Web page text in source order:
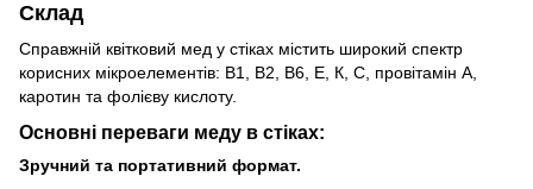
Склад
Справжній квітковий мед у стіках містить широкий спектр
корисних мікроелементів: В1, В2, В6, Е, К, С, провітамін А,
каротин та фолієву кислоту.
Основні переваги меду в стіках:
Зручний та портативний формат.